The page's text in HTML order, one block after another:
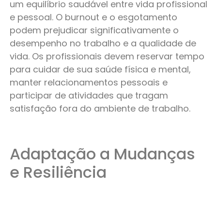
um equilíbrio saudável entre vida profissional
e pessoal. O burnout e o esgotamento
podem prejudicar significativamente o
desempenho no trabalho e a qualidade de
vida. Os profissionais devem reservar tempo
para cuidar de sua saúde física e mental,
manter relacionamentos pessoais e
participar de atividades que tragam
satisfação fora do ambiente de trabalho.
Adaptação a Mudanças
e Resiliência